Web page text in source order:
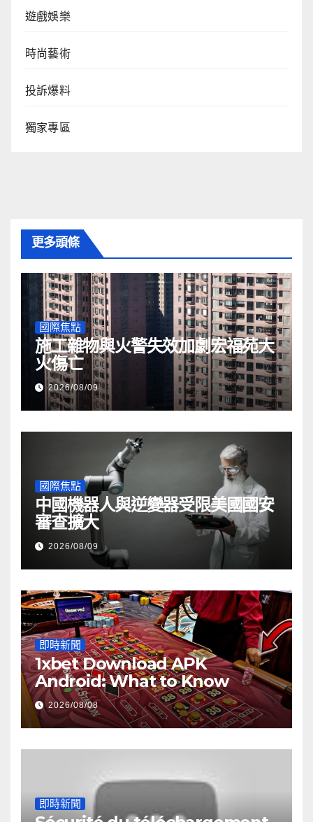
遊戲娛樂
時尚藝術
投訴爆料
獨家專區
更多頭條
國際焦點
施工雜物與火警失效加劇宏福苑大
火傷亡
2026/08/09
國際焦點
中國機器人與逆變器受限美國國安
審查擴大
2026/08/09
即時新聞
1xbet Download APK
Android: What to Know
2026/08/08
即時新聞